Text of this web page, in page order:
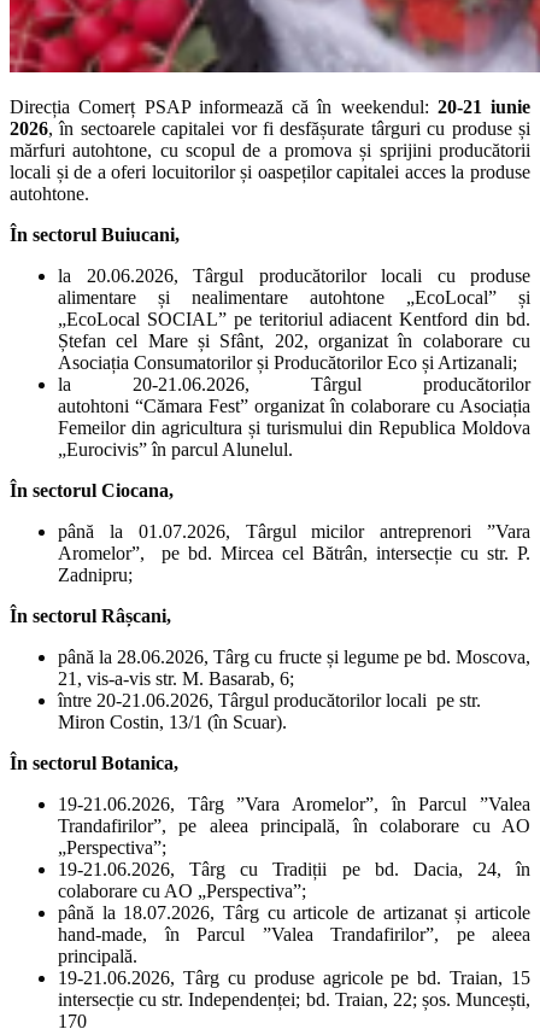
Direcția Comerț PSAP informează că în weekendul: 20-21 iunie
2026, în sectoarele capitalei vor fi desfășurate târguri cu produse și
mărfuri autohtone, cu scopul de a promova și sprijini producătorii
locali și de a oferi locuitorilor și oaspeților capitalei acces la produse
autohtone.
În sectorul Buiucani,
la 20.06.2026, Târgul producătorilor locali cu produse
alimentare și nealimentare autohtone „EcoLocal” și
„EcoLocal SOCIAL” pe teritoriul adiacent Kentford din bd.
Ștefan cel Mare și Sfânt, 202, organizat în colaborare cu
Asociația Consumatorilor și Producătorilor Eco și Artizanali;
la 20-21.06.2026, Târgul producătorilor
autohtoni “Cămara Fest” organizat în colaborare cu Asociația
Femeilor din agricultura și turismului din Republica Moldova
„Eurocivis” în parcul Alunelul.
În sectorul Ciocana,
până la 01.07.2026, Târgul micilor antreprenori ”Vara
Aromelor”,
pe bd. Mircea cel Bătrân, intersecție cu str. P.
Zadnipru;
În sectorul Râșcani,
până la 28.06.2026, Târg cu fructe și legume pe bd. Moscova,
21, vis-a-vis str. M. Basarab, 6;
între 20-21.06.2026, Târgul producătorilor locali pe str.
Miron Costin, 13/1 (în Scuar).
În sectorul Botanica,
19-21.06.2026, Târg ”Vara Aromelor”, în Parcul ”Valea
Trandafirilor”, pe aleea principală, în colaborare cu AO
„Perspectiva”;
19-21.06.2026, Târg cu Tradiții pe bd. Dacia, 24, în
colaborare cu AO „Perspectiva”;
până la 18.07.2026, Târg cu articole de artizanat și articole
hand-made, în Parcul ”Valea Trandafirilor”, pe aleea
principală.
19-21.06.2026, Târg cu produse agricole pe bd. Traian, 15
intersecție cu str. Independenței; bd. Traian, 22; șos. Muncești,
170